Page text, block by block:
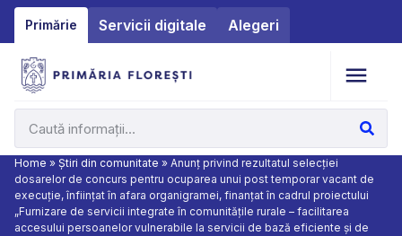
Primărie Servicii digitale Alegeri
Home » Știri din comunitate » Anunț privind rezultatul selecției
dosarelor de concurs pentru ocuparea unui post temporar vacant de
execuție, înființat în afara organigramei, finanțat în cadrul proiectului
„Furnizare de servicii integrate în comunitățile rurale – facilitarea
accesului persoanelor vulnerabile la servicii de bază eficiente și de